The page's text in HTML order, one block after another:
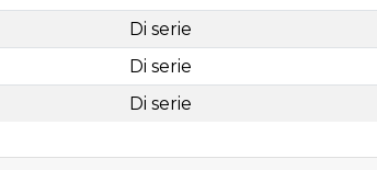
Di serie
Di serie
Di serie